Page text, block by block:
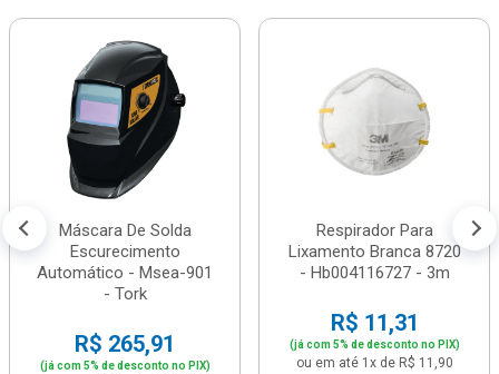
Máscara De Solda
Escurecimento
Automático - Msea-901
- Tork
R$ 265,91
(já com 5% de desconto no PIX)
Respirador Para
Lixamento Branca 8720
- Hb004116727 - 3m
R$ 11,31
(já com 5% de desconto no PIX)
ou em até 1x de R$ 11,90